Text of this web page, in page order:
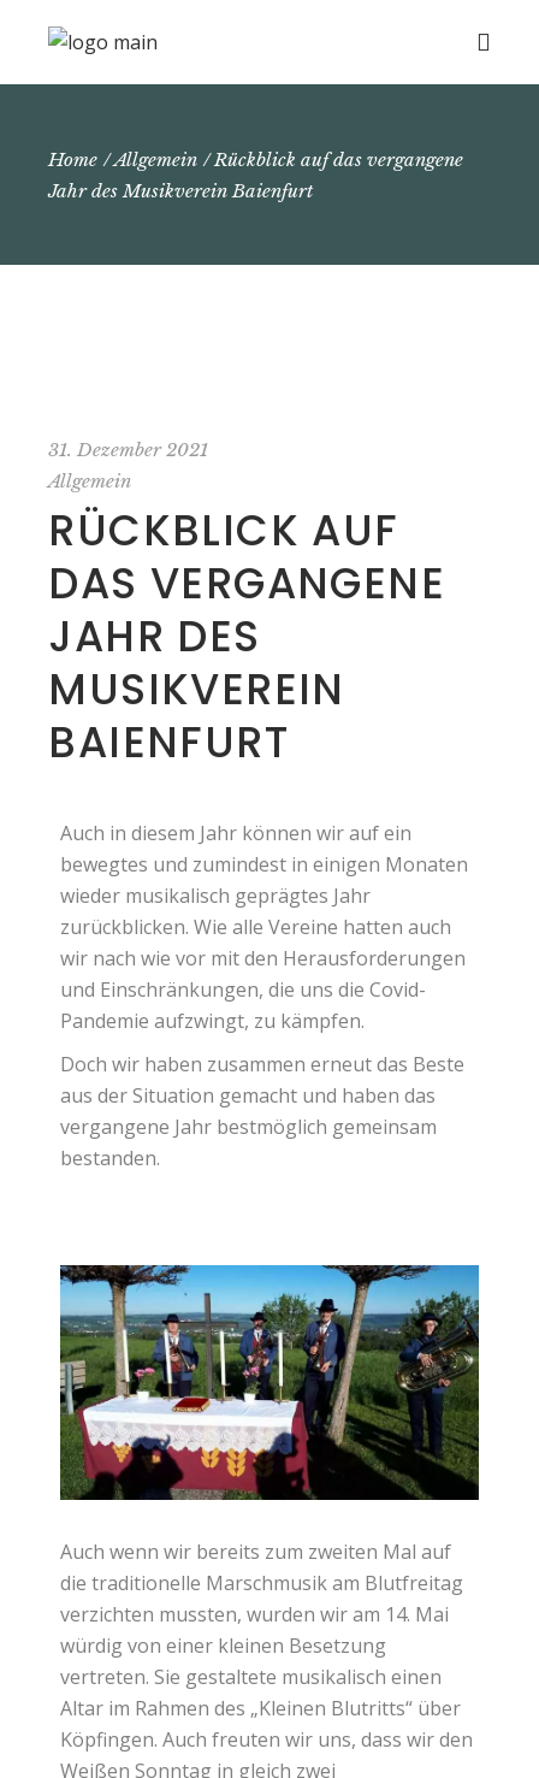
Home Allgemein
Rückblick auf das vergangene
Jahr des Musikverein Baienfurt
31. Dezember 2021
Allgemein
RÜCKBLICK AUF
DAS VERGANGENE
JAHR DES
MUSIKVEREIN
BAIENFURT
Auch in diesem Jahr können wir auf ein
bewegtes und zumindest in einigen Monaten
wieder musikalisch geprägtes Jahr
zurückblicken. Wie alle Vereine hatten auch
wir nach wie vor mit den Herausforderungen
und Einschränkungen, die uns die Covid-
Pandemie aufzwingt, zu kämpfen.
Doch wir haben zusammen erneut das Beste
aus der Situation gemacht und haben das
vergangene Jahr bestmöglich gemeinsam
bestanden.
Auch wenn wir bereits zum zweiten Mal auf
die traditionelle Marschmusik am Blutfreitag
verzichten mussten, wurden wir am 14. Mai
würdig von einer kleinen Besetzung
vertreten. Sie gestaltete musikalisch einen
Altar im Rahmen des „Kleinen Blutritts“ über
Köpfingen. Auch freuten wir uns, dass wir den
Weißen Sonntag in gleich zwei